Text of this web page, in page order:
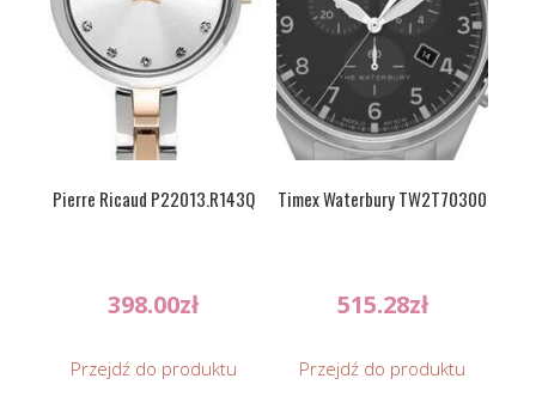
Pierre Ricaud P22013.R143Q
398.00zł
Przejdź do produktu
Timex Waterbury TW2T70300
515.28zł
Przejdź do produktu